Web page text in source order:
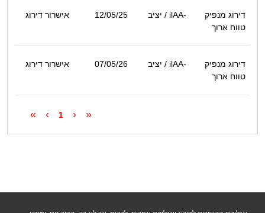
דירוג מנפיק
טווח ארוך
ilAA- / יציב 12/05/25 אישרור דירוג
דירוג מנפיק
טווח ארוך
ilAA- / יציב 07/05/26 אישרור דירוג
«
‹
1
›
»